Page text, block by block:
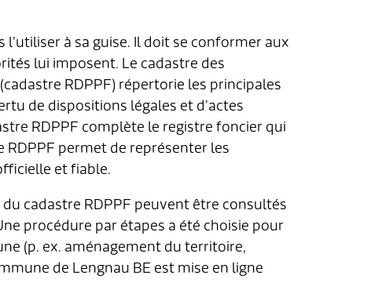
à sa guise. Il doit se conformer aux
lui imposent. Le cadastre des
RDPPF) répertorie les principales
de dispositions légales et d’actes
RDPPF complète le registre foncier qui
permet de représenter les
et fiable.
du cadastre RDPPF peuvent être consultés
procédure par étapes a été choisie pour
(p. ex. aménagement du territoire,
de Lengnau BE est mise en ligne